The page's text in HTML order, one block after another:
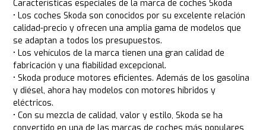
Características especiales de la marca de coches Skoda
• Los coches Skoda son conocidos por su excelente relación
calidad-precio y ofrecen una amplia gama de modelos que
se adaptan a todos los presupuestos.
• Los vehículos de la marca tienen una gran calidad de
fabricación y una fiabilidad excepcional.
• Skoda produce motores eficientes. Además de los gasolina
y diésel, ahora hay modelos con motores híbridos y
eléctricos.
• Con su mezcla de calidad, valor y estilo, Skoda se ha